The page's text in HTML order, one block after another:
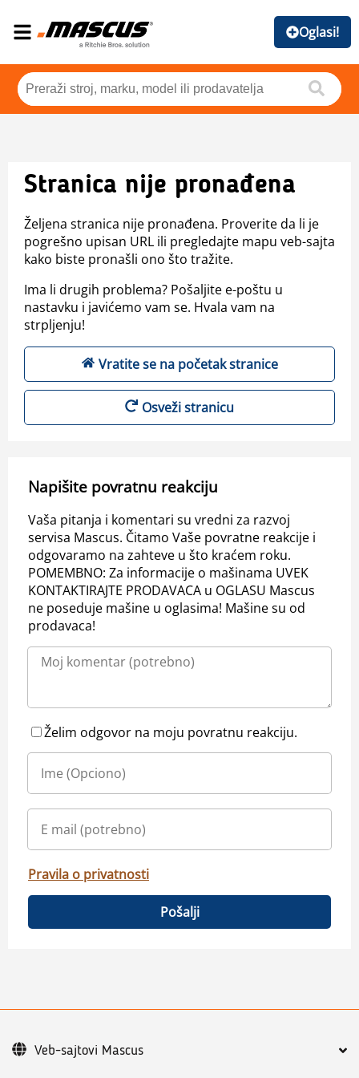
Oglasi!
Stranica nije pronađena
Željena stranica nije pronađena. Proverite da li je
pogrešno upisan URL ili pregledajte mapu veb-sajta
kako biste pronašli ono što tražite.
Ima li drugih problema? Pošaljite e-poštu u
nastavku i javićemo vam se. Hvala vam na
strpljenju!
Vratite se na početak stranice
Osveži stranicu
Napišite povratnu reakciju
Vaša pitanja i komentari su vredni za razvoj
servisa Mascus. Čitamo Vaše povratne reakcije i
odgovaramo na zahteve u što kraćem roku.
POMEMBNO: Za informacije o mašinama UVEK
KONTAKTIRAJTE PRODAVACA u OGLASU Mascus
ne poseduje mašine u oglasima! Mašine su od
prodavaca!
Želim odgovor na moju povratnu reakciju.
Pravila o privatnosti
Pošalji
Veb-sajtovi Mascus